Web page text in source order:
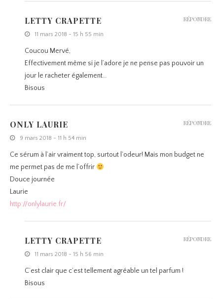
LETTY CRAPETTE
11 mars 2018 - 15 h 55 min
Coucou Mervé,
Effectivement même si je l’adore je ne pense pas pouvoir un
jour le racheter également…
Bisous
RÉPONDRE
ONLY LAURIE
9 mars 2018 - 11 h 54 min
Ce sérum à l’air vraiment top, surtout l’odeur! Mais mon budget ne
me permet pas de me l’offrir
Douce journée
Laurie
http://onlylaurie.fr/
RÉPONDRE
LETTY CRAPETTE
11 mars 2018 - 15 h 56 min
C’est clair que c’est tellement agréable un tel parfum !
Bisous
RÉPONDRE